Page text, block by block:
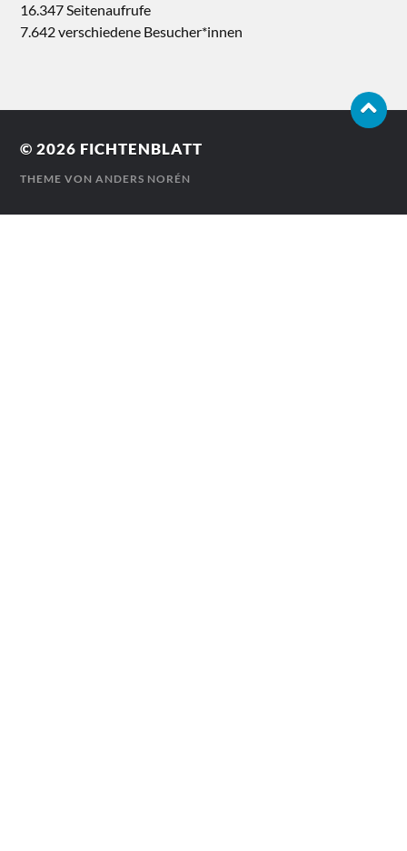
16.347 Seitenaufrufe
7.642 verschiedene Besucher*innen
© 2026 FICHTENBLATT
THEME VONANDERS NORÉN